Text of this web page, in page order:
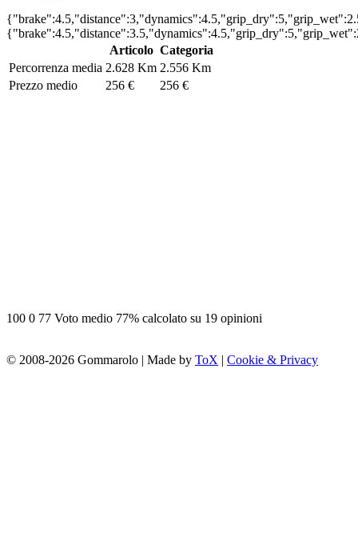
Articolo Categoria
Percorrenza media 2.628 Km 2.556 Km
Prezzo medio
256 € 256 €
100 0 77 Voto medio 77% calcolato su 19 opinioni
© 2008-2026 Gommarolo | Made by ToX | Cookie & Privacy